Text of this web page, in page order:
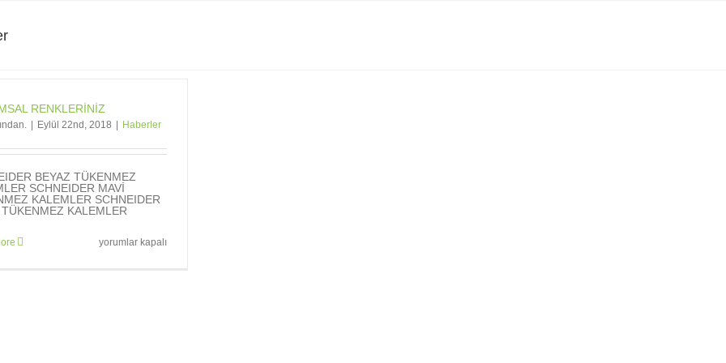
RENKLERİNİZ
Eylül 22nd, 2018 Haberler
BEYAZ TÜKENMEZ
SCHNEIDER MAVİ
KALEMLER SCHNEIDER
TÜKENMEZ KALEMLER
KURUMSAL
yorumlar kapalı